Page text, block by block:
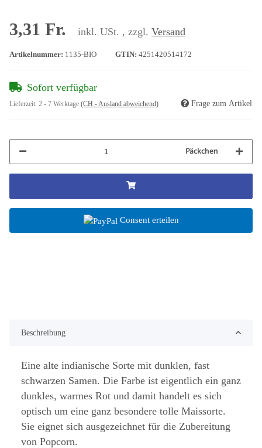
3,31 Fr. inkl. USt. , zzgl. Versand
Artikelnummer: 1135-BIO GTIN: 4251420514172
Sofort verfügbar
Lieferzeit: 2 - 7 Werktage (CH - Ausland abweichend) Frage zum Artikel
Päckchen
Consent erteilen
Beschreibung
Eine alte indianische Sorte mit dunklen, fast
schwarzen Samen. Die Farbe ist eigentlich ein ganz
dunkles, warmes Rot und damit handelt es sich
optisch um eine ganz besondere tolle Maissorte.
Sie eignet sich ausgezeichnet für die Zubereitung
von Popcorn.